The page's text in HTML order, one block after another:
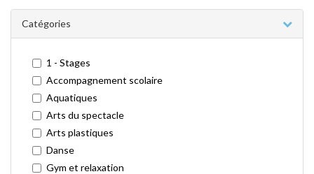
Catégories
1 - Stages
Accompagnement scolaire
Aquatiques
Arts du spectacle
Arts plastiques
Danse
Gym et relaxation